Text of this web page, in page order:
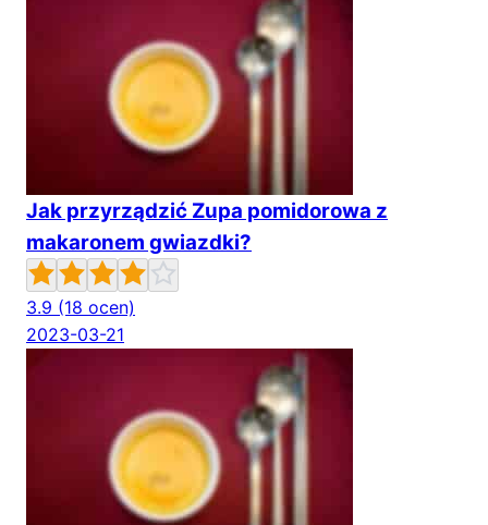
Jak przyrządzić Zupa pomidorowa z
makaronem gwiazdki?
3.9 (18 ocen)
2023-03-21